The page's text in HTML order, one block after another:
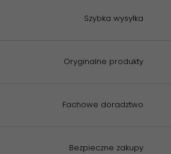
Szybka wysyłka
Oryginalne produkty
Fachowe doradztwo
Bezpieczne zakupy